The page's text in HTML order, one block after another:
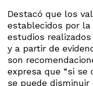
Destacó que los
establecidos por
estudios
y a partir de
son
expresa que “si se
se puede